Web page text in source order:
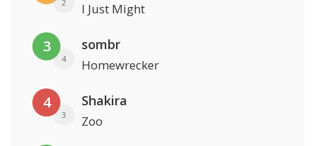
2 I Just Might
3
4
sombr
Homewrecker
4
3
Shakira
Zoo